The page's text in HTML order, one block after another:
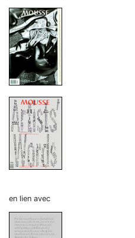
en lien avec